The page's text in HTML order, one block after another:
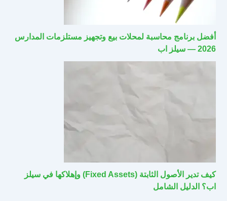
أفضل برنامج محاسبة لمحلات بيع وتجهيز مستلزمات المدارس
2026 — سيلز اب
كيف تدير الأصول الثابتة (Fixed Assets) وإهلاكها في سيلز
اب؟ الدليل الشامل